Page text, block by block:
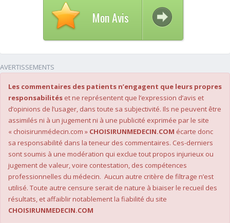
Mon Avis
AVERTISSEMENTS
Les commentaires des patients n’engagent que leurs propres
responsabilités et ne représentent que l’expression d’avis et
d’opinions de l’usager, dans toute sa subjectivité. Ils ne peuvent être
assimilés ni à un jugement ni à une publicité exprimée par le site
« choisirunmédecin.com » CHOISIRUNMEDECIN.COM écarte donc
sa responsabilité dans la teneur des commentaires. Ces-derniers
sont soumis à une modération qui exclue tout propos injurieux ou
jugement de valeur, voire contestation, des compétences
professionnelles du médecin. Aucun autre critère de filtrage n’est
utilisé. Toute autre censure serait de nature à biaiser le recueil des
résultats, et affaiblir notablement la fiabilité du site
CHOISIRUNMEDECIN.COM